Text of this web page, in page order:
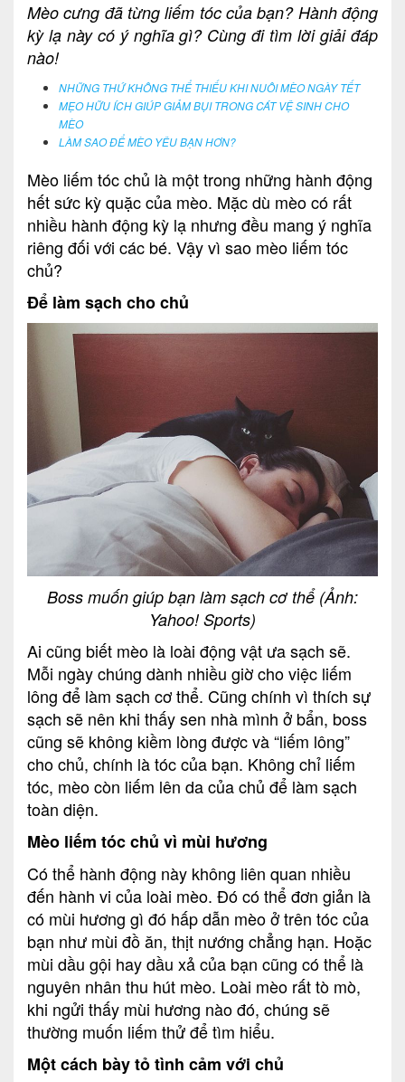
Mèo cưng đã từng liếm tóc của bạn? Hành động
kỳ lạ này có ý nghĩa gì? Cùng đi tìm lời giải đáp
nào!
NHỮNG THỨ KHÔNG THỂ THIẾU KHI NUÔI MÈO NGÀY TẾT
MẸO HỮU ÍCH GIÚP GIẢM BỤI TRONG CÁT VỆ SINH CHO
MÈO
LÀM SAO ĐỂ MÈO YÊU BẠN HƠN?
Mèo liếm tóc chủ là một trong những hành động
hết sức kỳ quặc của mèo. Mặc dù mèo có rất
nhiều hành động kỳ lạ nhưng đều mang ý nghĩa
riêng đối với các bé. Vậy vì sao mèo liếm tóc
chủ?
Để làm sạch cho chủ
Boss muốn giúp bạn làm sạch cơ thể (Ảnh:
Yahoo! Sports)
Ai cũng biết mèo là loài động vật ưa sạch sẽ.
Mỗi ngày chúng dành nhiều giờ cho việc liếm
lông để làm sạch cơ thể. Cũng chính vì thích sự
sạch sẽ nên khi thấy sen nhà mình ở bẩn, boss
cũng sẽ không kiềm lòng được và “liếm lông”
cho chủ, chính là tóc của bạn. Không chỉ liếm
tóc, mèo còn liếm lên da của chủ để làm sạch
toàn diện.
Mèo liếm tóc chủ vì mùi hương
Có thể hành động này không liên quan nhiều
đến hành vi của loài mèo. Đó có thể đơn giản là
có mùi hương gì đó hấp dẫn mèo ở trên tóc của
bạn như mùi đồ ăn, thịt nướng chẳng hạn. Hoặc
mùi dầu gội hay dầu xả của bạn cũng có thể là
nguyên nhân thu hút mèo. Loài mèo rất tò mò,
khi ngửi thấy mùi hương nào đó, chúng sẽ
thường muốn liếm thử để tìm hiểu.
Một cách bày tỏ tình cảm với chủ